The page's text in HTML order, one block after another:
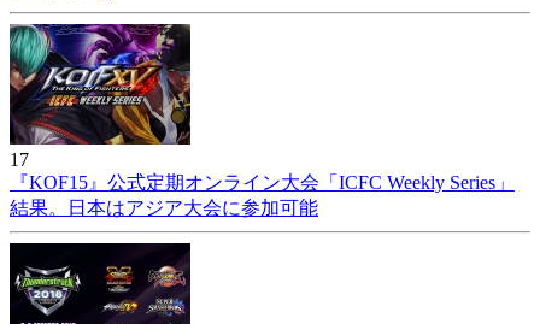
17
『KOF15』公式定期オンライン大会「ICFC Weekly Series」
結果。日本はアジア大会に参加可能